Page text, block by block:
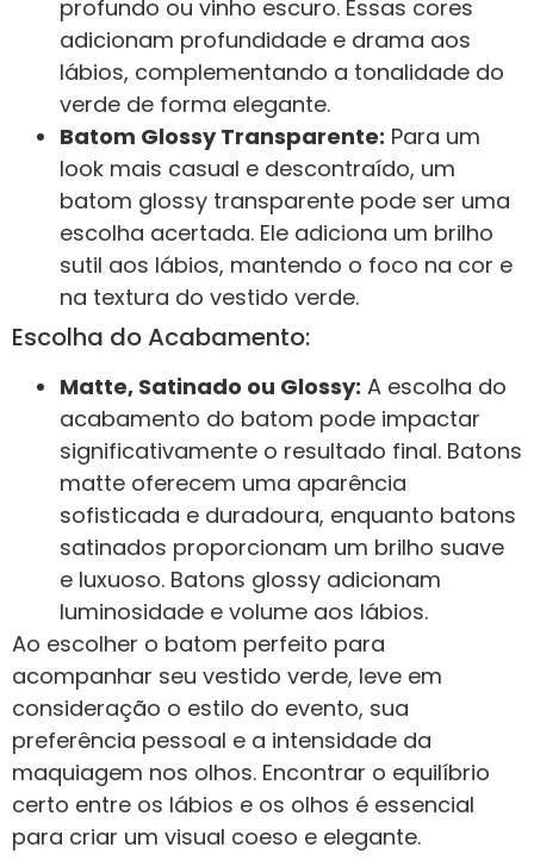
profundo ou vinho escuro. Essas cores
adicionam profundidade e drama aos
lábios, complementando a tonalidade do
verde de forma elegante.
Batom Glossy Transparente: Para um
look mais casual e descontraído, um
batom glossy transparente pode ser uma
escolha acertada. Ele adiciona um brilho
sutil aos lábios, mantendo o foco na cor e
na textura do vestido verde.
Escolha do Acabamento:
Matte, Satinado ou Glossy: A escolha do
acabamento do batom pode impactar
significativamente o resultado final. Batons
matte oferecem uma aparência
sofisticada e duradoura, enquanto batons
satinados proporcionam um brilho suave
e luxuoso. Batons glossy adicionam
luminosidade e volume aos lábios.
Ao escolher o batom perfeito para
acompanhar seu vestido verde, leve em
consideração o estilo do evento, sua
preferência pessoal e a intensidade da
maquiagem nos olhos. Encontrar o equilíbrio
certo entre os lábios e os olhos é essencial
para criar um visual coeso e elegante.